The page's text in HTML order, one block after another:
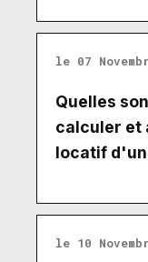
le 07
Quelles
calculer et
locatif d'un
le 10